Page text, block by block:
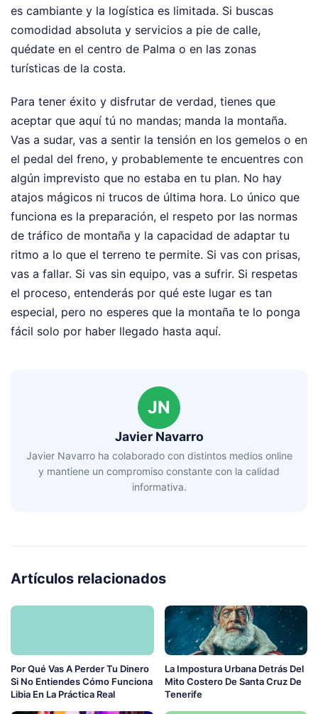
es cambiante y la logística es limitada. Si buscas
comodidad absoluta y servicios a pie de calle,
quédate en el centro de Palma o en las zonas
turísticas de la costa.
Para tener éxito y disfrutar de verdad, tienes que
aceptar que aquí tú no mandas; manda la montaña.
Vas a sudar, vas a sentir la tensión en los gemelos o en
el pedal del freno, y probablemente te encuentres con
algún imprevisto que no estaba en tu plan. No hay
atajos mágicos ni trucos de última hora. Lo único que
funciona es la preparación, el respeto por las normas
de tráfico de montaña y la capacidad de adaptar tu
ritmo a lo que el terreno te permite. Si vas con prisas,
vas a fallar. Si vas sin equipo, vas a sufrir. Si respetas
el proceso, entenderás por qué este lugar es tan
especial, pero no esperes que la montaña te lo ponga
fácil solo por haber llegado hasta aquí.
JN
Javier Navarro
Javier Navarro ha colaborado con distintos medios online
y mantiene un compromiso constante con la calidad
informativa.
Artículos relacionados
Por Qué Vas A Perder Tu Dinero
Si No Entiendes Cómo Funciona
Libia En La Práctica Real
La Impostura Urbana Detrás Del
Mito Costero De Santa Cruz De
Tenerife